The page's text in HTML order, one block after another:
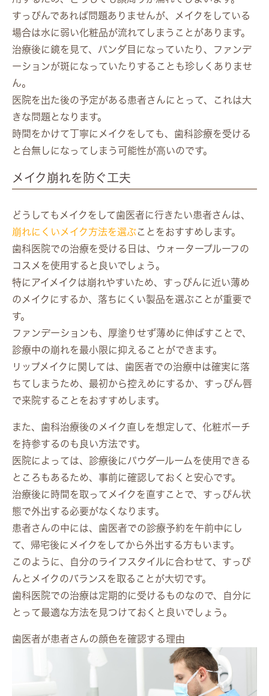
すっぴんであれば問題ありませんが、メイクをしている
場合は水に弱い化粧品が流れてしまうことがあります。
治療後に鏡を見て、パンダ目になっていたり、ファンデ
ーションが斑になっていたりすることも珍しくありませ
ん。
医院を出た後の予定がある患者さんにとって、これは大
きな問題となります。
時間をかけて丁寧にメイクをしても、歯科診療を受ける
と台無しになってしまう可能性が高いのです。
メイク崩れを防ぐ工夫
どうしてもメイクをして歯医者に行きたい患者さんは、
崩れにくいメイク方法を選ぶことをおすすめします。
歯科医院での治療を受ける日は、ウォータープルーフの
コスメを使用すると良いでしょう。
特にアイメイクは崩れやすいため、すっぴんに近い薄め
のメイクにするか、落ちにくい製品を選ぶことが重要で
す。
ファンデーションも、厚塗りせず薄めに伸ばすことで、
診療中の崩れを最小限に抑えることができます。
リップメイクに関しては、歯医者での治療中は確実に落
ちてしまうため、最初から控えめにするか、すっぴん唇
で来院することをおすすめします。
また、歯科治療後のメイク直しを想定して、化粧ポーチ
を持参するのも良い方法です。
医院によっては、診療後にパウダールームを使用できる
ところもあるため、事前に確認しておくと安心です。
治療後に時間を取ってメイクを直すことで、すっぴん状
態で外出する必要がなくなります。
患者さんの中には、歯医者での診療予約を午前中にし
て、帰宅後にメイクをしてから外出する方もいます。
このように、自分のライフスタイルに合わせて、すっぴ
んとメイクのバランスを取ることが大切です。
歯科医院での治療は定期的に受けるものなので、自分に
とって最適な方法を見つけておくと良いでしょう。
歯医者が患者さんの顔色を確認する理由